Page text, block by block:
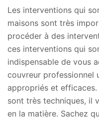
Les interventions qui
maisons sont très
procéder à des
ces interventions qui
indispensable de vous
couvreur professionnel
appropriés et
sont très techniques, il
en la matière. Sachez